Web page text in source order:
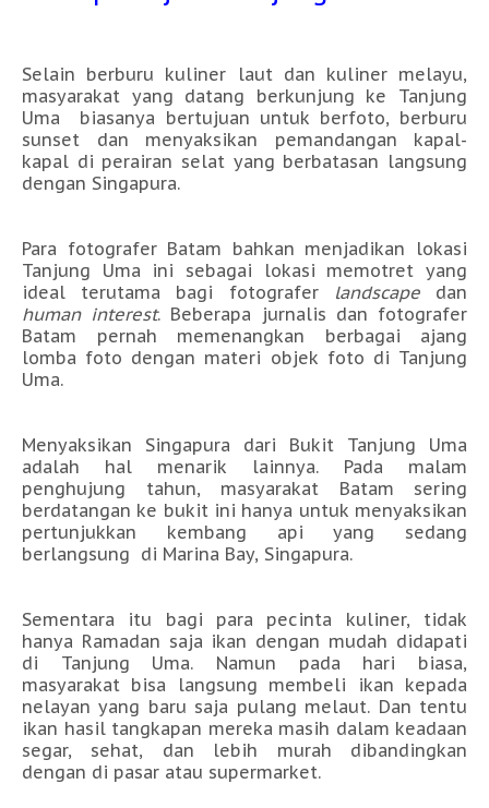
Selain berburu kuliner laut dan kuliner melayu,
masyarakat yang datang berkunjung ke Tanjung
Uma biasanya bertujuan untuk berfoto, berburu
sunset dan menyaksikan pemandangan kapal-
kapal di perairan selat yang berbatasan langsung
dengan Singapura.
Para fotografer Batam bahkan menjadikan lokasi
Tanjung Uma ini sebagai lokasi memotret yang
ideal terutama bagi fotografer
landscapedan
human interest. Beberapa jurnalis dan fotografer
Batam pernah memenangkan berbagai ajang
lomba foto dengan materi objek foto di Tanjung
Uma.
Menyaksikan Singapura dari Bukit Tanjung Uma
adalah hal menarik lainnya. Pada malam
penghujung tahun, masyarakat Batam sering
berdatangan ke bukit ini hanya untuk menyaksikan
pertunjukkan kembang api yang sedang
berlangsung di Marina Bay, Singapura.
Sementara itu bagi para pecinta kuliner, tidak
hanya Ramadan saja ikan dengan mudah didapati
di Tanjung Uma. Namun pada hari biasa,
masyarakat bisa langsung membeli ikan kepada
nelayan yang baru saja pulang melaut. Dan tentu
ikan hasil tangkapan mereka masih dalam keadaan
segar, sehat, dan lebih murah dibandingkan
dengan di pasar atau supermarket.